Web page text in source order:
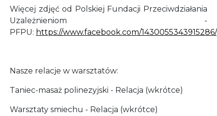
Więcej zdjęć od Polskiej Fundacji Przeciwdziałania
Uzależnieniom -
PFPU: https://www.facebook.com/
Nasze relacje w warsztatów:
Taniec-masaż polinezyjski - Relacja (wkrótce)
Warsztaty smiechu - Relacja (wkrótce)